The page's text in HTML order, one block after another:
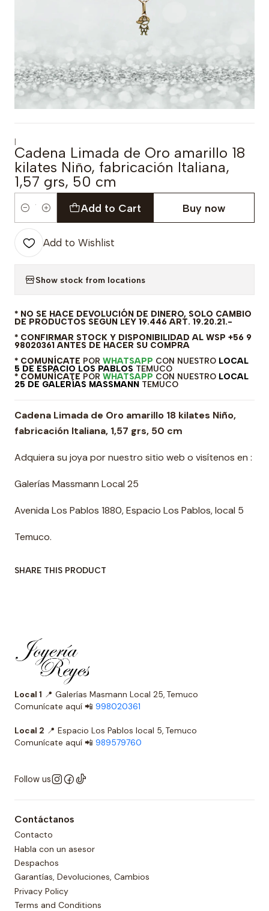
|
Cadena Limada de Oro amarillo 18
kilates Niño, fabricación Italiana,
1,57 grs, 50 cm
Quantity
Add to Cart Buy now
Add to Wishlist
Show stock from locations
* NO SE HACE DEVOLUCIÓN DE DINERO, SOLO CAMBIO
DE PRODUCTOS SEGUN LEY 19.446 ART. 19.20.21.-
* CONFIRMAR STOCK Y DISPONIBILIDAD AL WSP +56 9
98020361 ANTES DE HACER SU COMPRA
* COMUNÍCATE POR WHATSAPP CON NUESTRO LOCAL
5 DE ESPACIO LOS PABLOS TEMUCO
* COMUNÍCATE POR WHATSAPP CON NUESTRO LOCAL
25 DE GALERÍAS MASSMANN TEMUCO
Cadena Limada de Oro amarillo 18 kilates Niño,
fabricación Italiana, 1,57 grs, 50 cm
Adquiera su joya por nuestro sitio web o visítenos en :
Galerías Massmann Local 25
Avenida Los Pablos 1880, Espacio Los Pablos, local 5
Temuco.
SHARE THIS PRODUCT
Local 1 📍 Galerías Masmann Local 25, Temuco
Comunícate aquí 📲 998020361
Local 2 📍 Espacio Los Pablos local 5, Temuco
Comunícate aquí 📲 989579760
Follow us
Contáctanos
Contacto
Habla con un asesor
Despachos
Garantías, Devoluciones, Cambios
Privacy Policy
Terms and Conditions